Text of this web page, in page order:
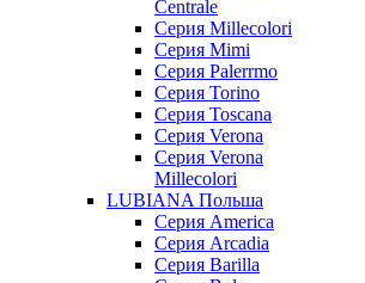
Centrale
Серия Millecolori
Серия Mimi
Серия Palerrmo
Серия Torino
Серия Toscana
Серия Verona
Серия Verona
Millecolori
LUBIANA Польша
Серия America
Серия Arcadia
Серия Barilla